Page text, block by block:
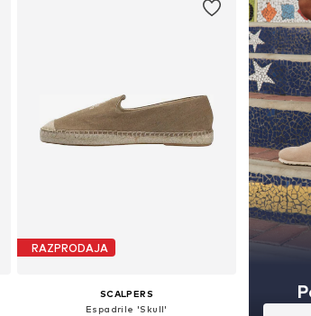
RAZPRODAJA
SCALPERS
Espadrile 'Skull'